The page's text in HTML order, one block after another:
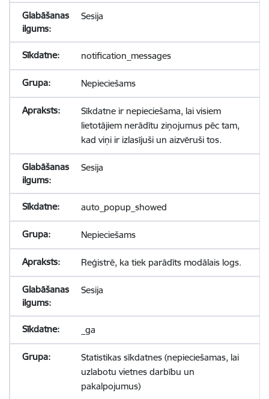
Sesija
notification_messages
Nepieciešams
Sīkdatne ir nepieciešama, lai visiem
lietotājiem nerādītu ziņojumus pēc tam,
kad viņi ir izlasījuši un aizvēruši tos.
Sesija
auto_popup_showed
Nepieciešams
Reģistrē, ka tiek parādīts modālais logs.
Sesija
_ga
Statistikas sīkdatnes (nepieciešamas, lai
uzlabotu vietnes darbību un
pakalpojumus)